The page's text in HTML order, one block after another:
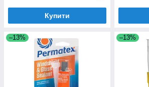
Купити
–13% –13%